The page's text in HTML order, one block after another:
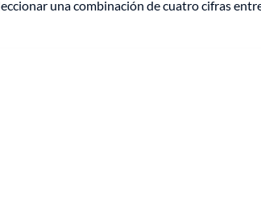
una combinación de cuatro cifras